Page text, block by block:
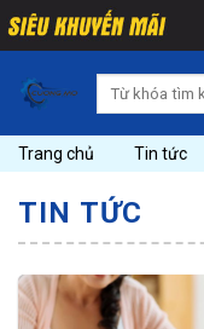
Skip
to
content
Search
Trang chủ Tin tức
TIN TỨC